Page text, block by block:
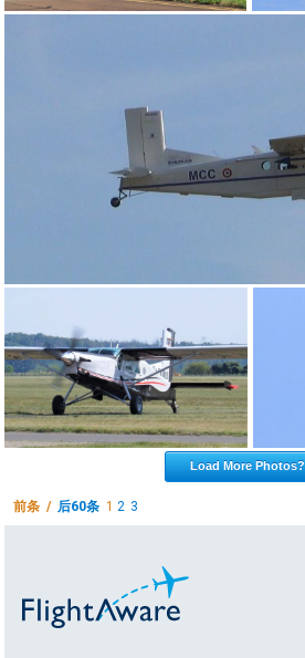
Load More Photos?
前条 / 后60条 12 3